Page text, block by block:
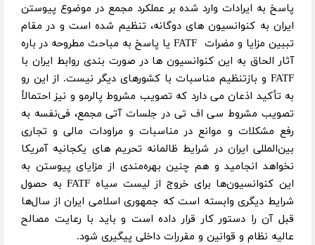
پاسخ به ایرادات وارد شده بر عملکرد مجمع در موضوع پیوستن
ایران به کنوانسیون های دوگانه، تنظیم شده است و در مقام
تببین مزایا و مضرات FATF یا پاسخ به مباحث مطروحه در باره
آثار الحاق به این کنوانسیون ها در صورت بندی روابط ایران با
FATF و بازتنظیم مناسبات با کشورهای دیگر نیست. از این رو
به تأکید اذعان می دارد که تصویب مشروط پالرمو و نیز احتمالاً
تصویب مشروط سی اف تی در جلسات آتی مجمع، فی‌نفسه به
رفع مشکلات و موانع در مناسبات و مراودات مالی و تجاری
بین‌المللی ایران در شرایط ظالمانه تحریم های یکجانبه آمریکا
نخواهد انجامید و هم چنین بهره‌مندی از مزایای پیوستن به
این کنوانسیون‌ها برای خروج از لیست سیاه FATF به حصول
شرایط دیگری وابسته است که جمهوری اسلامی ایران از سال‌ها
قبل آن را دستور کار قرار داده است و باید با رعایت مصالح
عالیه نظام و قوانین و مقررات داخلی پیگیری شود.